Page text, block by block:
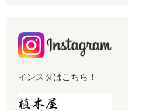
インスタはこちら！